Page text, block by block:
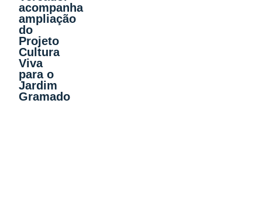
acompanha
ampliação
do
Projeto
Cultura
Viva
para o
Jardim
Gramado